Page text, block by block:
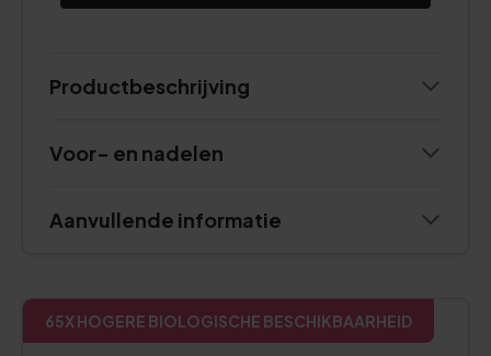
Productbeschrijving
Voor- en nadelen
Aanvullende informatie
65X HOGERE BIOLOGISCHE BESCHIKBAARHEID